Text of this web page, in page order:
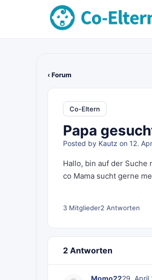
‹ Forum
Co-Eltern
Papa
Posted by Kautz on 12.
Hallo, bin auf der Suche
co Mama sucht gerne
3 Mitglieder2 Antworten
2 Antworten
Momo2229. April